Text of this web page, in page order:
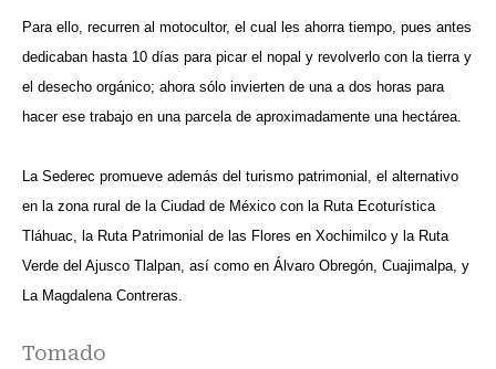
Para ello, recurren al motocultor, el cual les ahorra tiempo, pues antes
dedicaban hasta 10 días para picar el nopal y revolverlo con la tierra y
el desecho orgánico; ahora sólo invierten de una a dos horas para
hacer ese trabajo en una parcela de aproximadamente una hectárea.
La Sederec promueve además del turismo patrimonial, el alternativo
en la zona rural de la Ciudad de México con la Ruta Ecoturística
Tláhuac, la Ruta Patrimonial de las Flores en Xochimilco y la Ruta
Verde del Ajusco Tlalpan, así como en Álvaro Obregón, Cuajimalpa, y
La Magdalena Contreras.
Tomado